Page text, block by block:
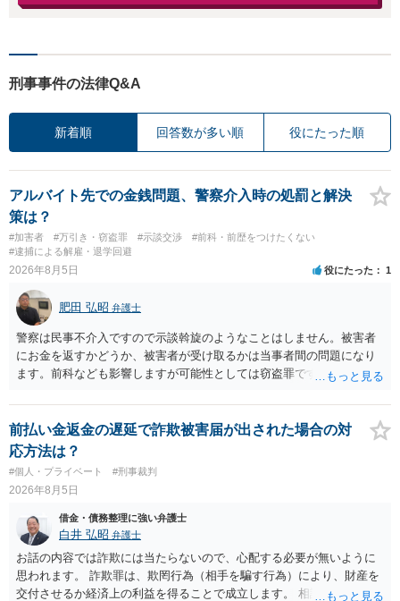
刑事事件の法律Q&A
新着順 回答数が多い順 役にたった順
アルバイト先での金銭問題、警察介入時の処罰と解決
策は？
#加害者 #万引き・窃盗罪 #示談交渉
#前科・前歴をつけたくない
#逮捕による解雇・退学回避
2026年8月5日 役にたった 1
肥田 弘昭 弁護士
警察は民事不介入ですので示談斡旋のようなことはしません。被害者
にお金を返すかどうか、被害者が受け取るかは当事者間の問題になり
ます。前科なども影響しますが可能性としては窃盗罪ですので、逮捕
前払い金返金の遅延で詐欺被害届が出された場合の対
応方法は？
#個人・プライベート #刑事裁判
2026年8月5日
借金・債務整理に強い弁護士
白井 弘昭 弁護士
お話の内容では詐欺には当たらないので、心配する必要が無いように
思われます。 詐欺罪は、欺罔行為（相手を騙す行為）により、財産を
交付させるか経済上の利益を得ることで成立します。 相談者さんは、